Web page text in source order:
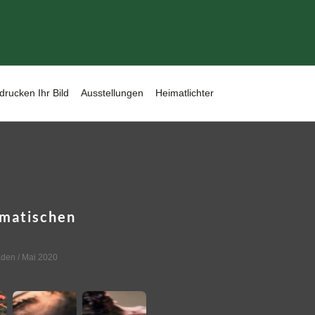
Ihr Bild Ausstellungen Heimatlichter
/ Mai 2020